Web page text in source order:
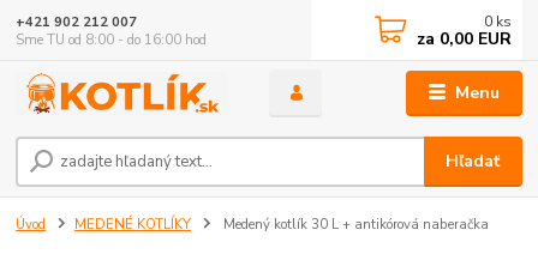
Menu
Hľadať
+421 902 212 007
Sme TU od 8:00 - do 16:00 hod
0 ks
za 0,00 EUR
Úvod MEDENÉ KOTLÍKY Medený kotlík 30 L + antikórová naberačka